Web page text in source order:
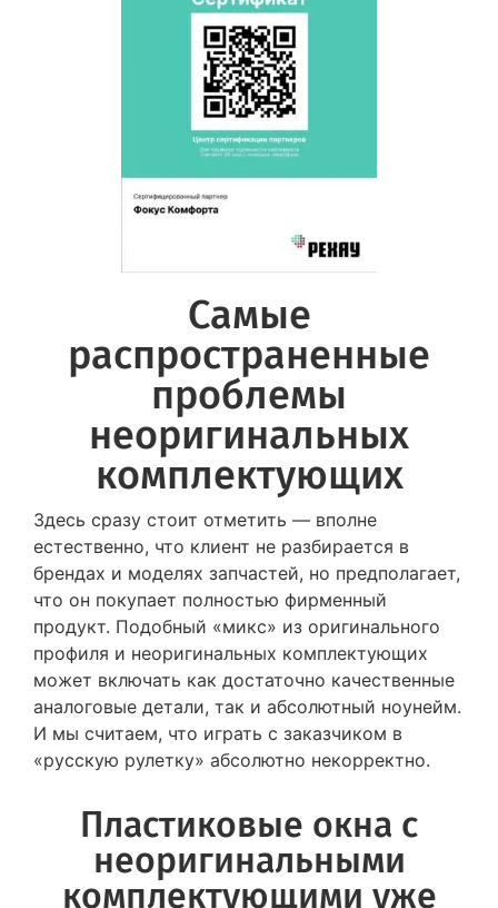
Самые
распространенные
проблемы
неоригинальных
комплектующих
Здесь сразу стоит отметить — вполне
естественно, что клиент не разбирается в
брендах и моделях запчастей, но предполагает,
что он покупает полностью фирменный
продукт. Подобный «микс» из оригинального
профиля и неоригинальных комплектующих
может включать как достаточно качественные
аналоговые детали, так и абсолютный ноунейм.
И мы считаем, что играть с заказчиком в
«русскую рулетку» абсолютно некорректно.
Пластиковые окна с
неоригинальными
комплектующими уже